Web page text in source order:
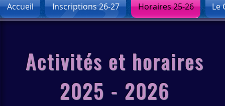
Accueil Inscriptions 26-27 Horaires 25-26 Le
Activités et horaires
2025 - 2026